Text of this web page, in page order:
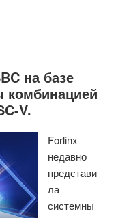
на базе
комбинацией
V.
Forlinx
недавно
представи
ла
системны